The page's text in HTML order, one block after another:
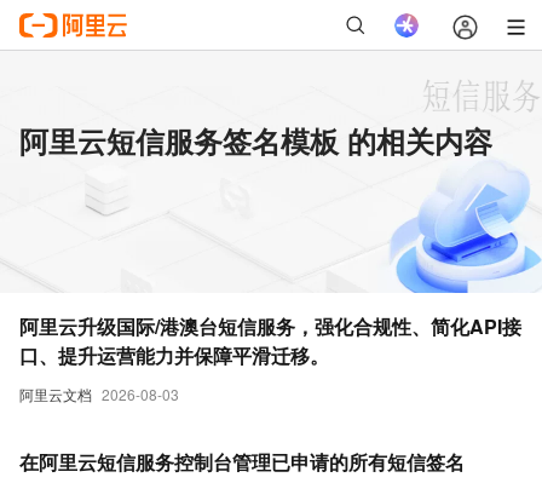
阿里云短信服务签名模板 的相关内容
阿里云文档 2026-08-03
阿里云升级国际/港澳台短信服务，强化合规性、简化API接
口、提升运营能力并保障平滑迁移。
在阿里云短信服务控制台管理已申请的所有短信签名